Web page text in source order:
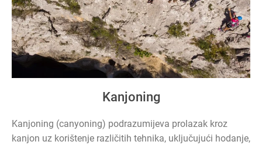
Kanjoning
Kanjoning (canyoning) podrazumijeva prolazak kroz
kanjon uz korištenje različitih tehnika, uključujući hodanje,